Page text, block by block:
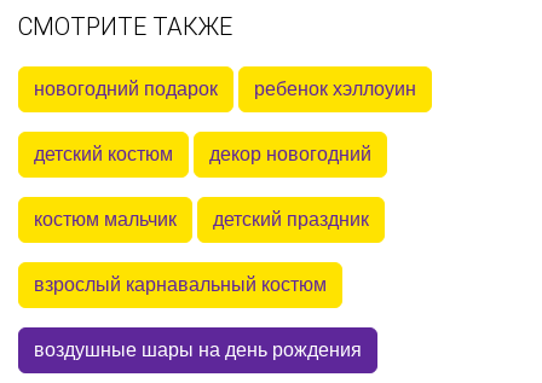
СМОТРИТЕ ТАКЖЕ
новогодний подарок ребенок хэллоуин
детский костюм декор новогодний
костюм мальчик детский праздник
взрослый карнавальный костюм
воздушные шары на день рождения